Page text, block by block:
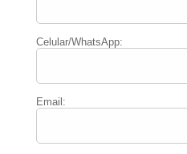
Celular/WhatsApp:
Email: